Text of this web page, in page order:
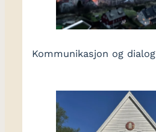
Kommunikasjon og dialog